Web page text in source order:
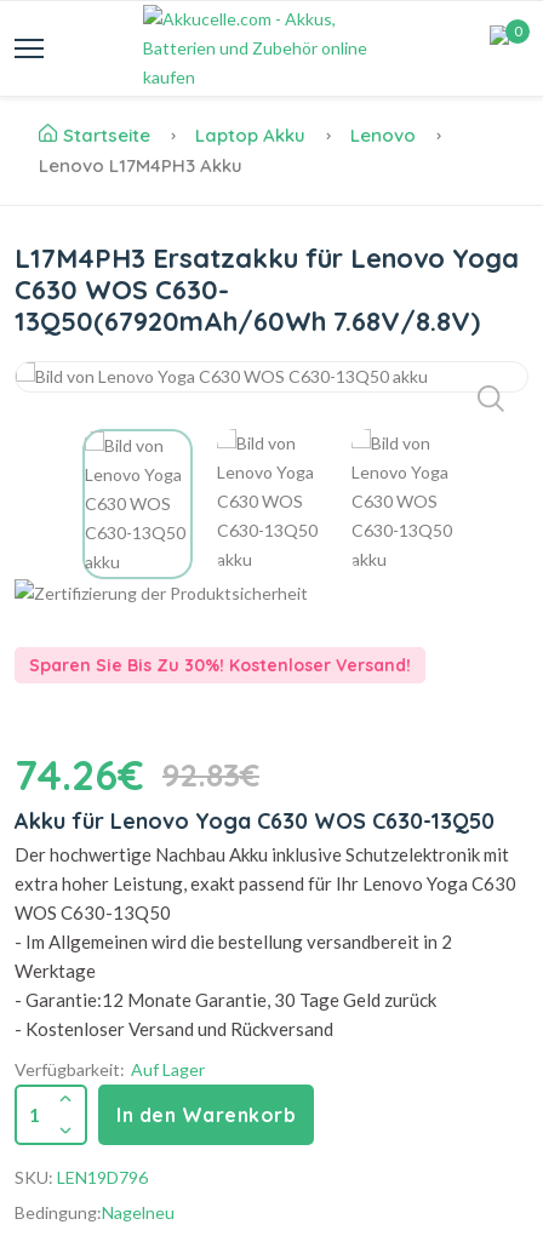
0
Startseite Laptop Akku
Lenovo
Lenovo L17M4PH3 Akku
L17M4PH3 Ersatzakku für Lenovo Yoga
C630 WOS C630-
13Q50(67920mAh/60Wh 7.68V/8.8V)
Sparen Sie Bis Zu 30%! Kostenloser Versand!
74.26€ 92.83€
Akku für Lenovo Yoga C630 WOS C630-13Q50
Der hochwertige Nachbau Akku inklusive Schutzelektronik mit
extra hoher Leistung, exakt passend für Ihr Lenovo Yoga C630
WOS C630-13Q50
- Im Allgemeinen wird die bestellung versandbereit in 2
Werktage
- Garantie:12 Monate Garantie, 30 Tage Geld zurück
- Kostenloser Versand und Rückversand
Verfügbarkeit: Auf Lager
1 In den Warenkorb
SKU: LEN19D796
Bedingung:Nagelneu